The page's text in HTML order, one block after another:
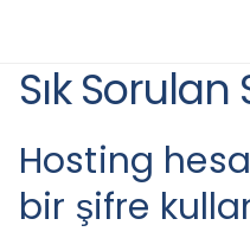
Sık
Hosting
bir şifre